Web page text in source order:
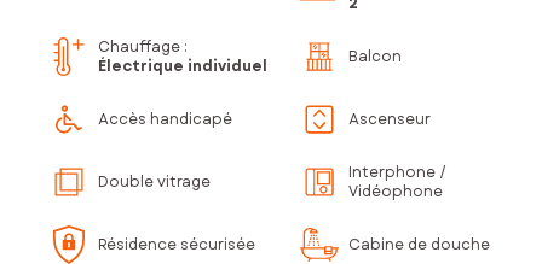
Chauffage :
Électrique individuel
Balcon
Accès handicapé Ascenseur
Double vitrage
Interphone /
Vidéophone
Résidence sécurisée Cabine de douche